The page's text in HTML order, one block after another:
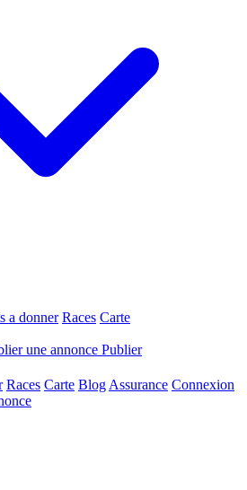
a donner Races Carte
une annonce Publier
Races Carte Blog Assurance Connexion